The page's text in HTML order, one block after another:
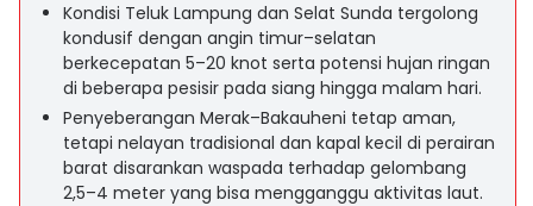
Kondisi Teluk Lampung dan Selat Sunda tergolong
kondusif dengan angin timur–selatan
berkecepatan 5–20 knot serta potensi hujan ringan
di beberapa pesisir pada siang hingga malam hari.
Penyeberangan Merak–Bakauheni tetap aman,
tetapi nelayan tradisional dan kapal kecil di perairan
barat disarankan waspada terhadap gelombang
2,5–4 meter yang bisa mengganggu aktivitas laut.